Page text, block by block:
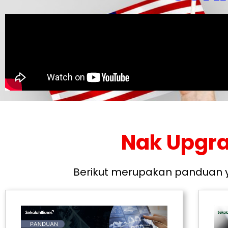
Nak
Berikut merupakan